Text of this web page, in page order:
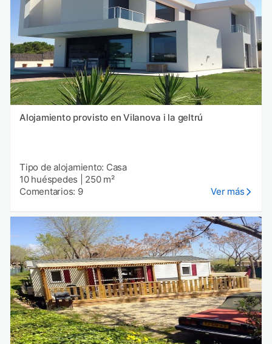
Alojamiento provisto en Vilanova i la geltrú
Tipo de alojamiento: Casa
10 huéspedes
250 m²
Comentarios: 9
Ver más